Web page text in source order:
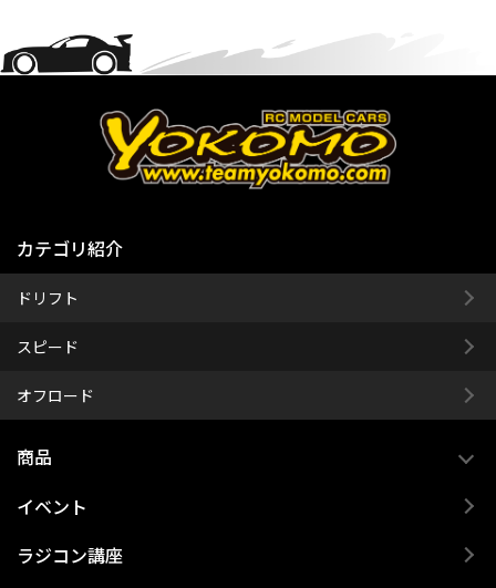
カテゴリ紹介
ドリフト
スピード
オフロード
商品
イベント
ラジコン講座